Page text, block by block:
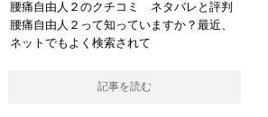
腰痛自由人２のクチコミ ネタバレと評判
腰痛自由人２って知っていますか？最近、
ネットでもよく検索されて
記事を読む